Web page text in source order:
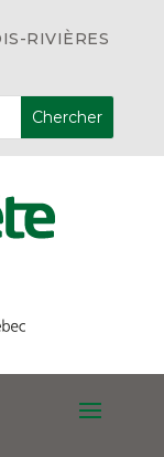
RIVIÈRES